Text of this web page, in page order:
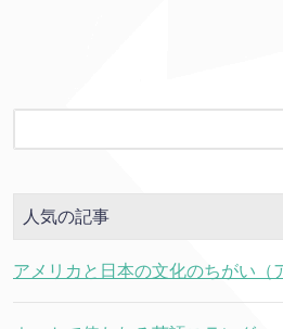
人気の記事
アメリカと日本の文化のちがい（